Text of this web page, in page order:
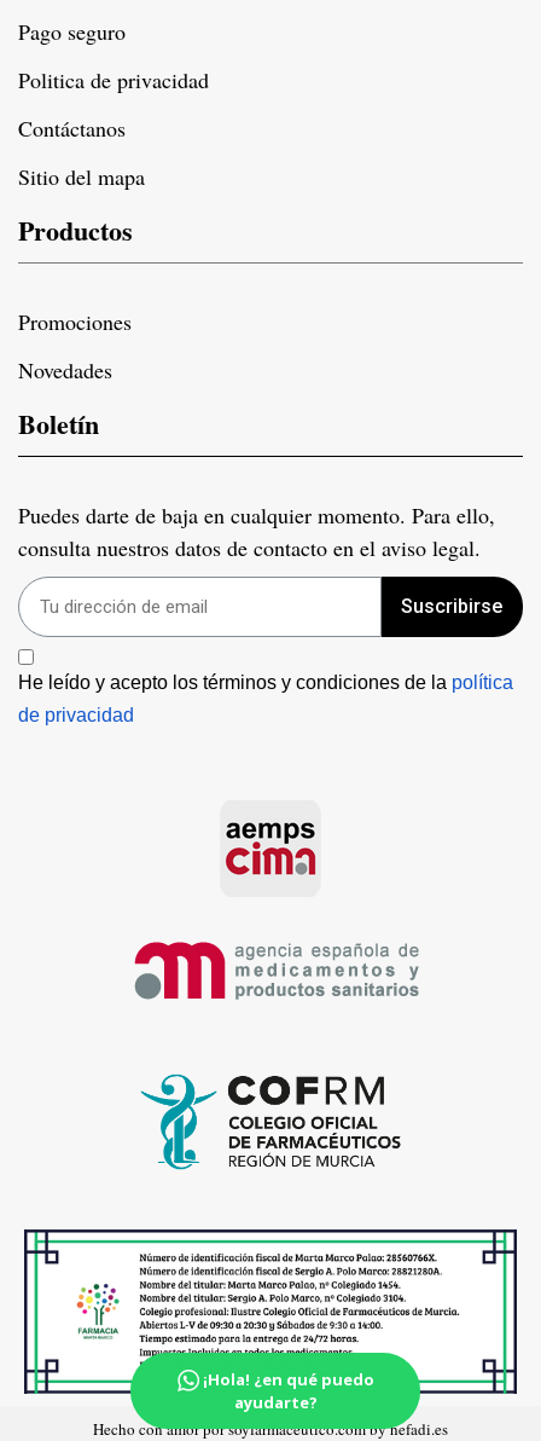
¡Hola! ¿en qué puedo
ayudarte?
Pago seguro
Politica de privacidad
Contáctanos
Sitio del mapa
Productos
Promociones
Novedades
Boletín
Puedes darte de baja en cualquier momento. Para ello,
consulta nuestros datos de contacto en el aviso legal.
Suscribirse
He leído y acepto los términos y condiciones de la política
de privacidad
Hecho con amor por soyfarmaceutico.com by hefadi.es